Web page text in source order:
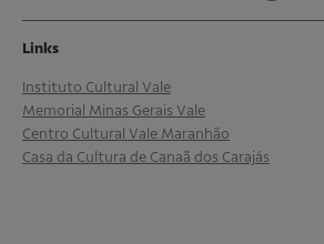
Links
Instituto Cultural Vale
Memorial Minas Gerais Vale
Centro Cultural Vale Maranhão
Casa da Cultura de Canaã dos Carajás